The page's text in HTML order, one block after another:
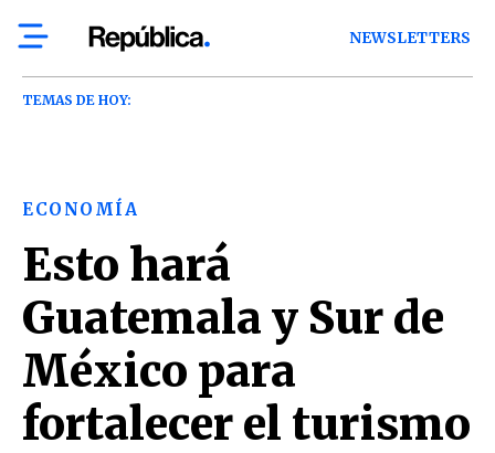
NEWSLETTERS
TEMAS DE HOY:
ECONOMÍA
Esto hará
Guatemala y Sur de
México para
fortalecer el turismo